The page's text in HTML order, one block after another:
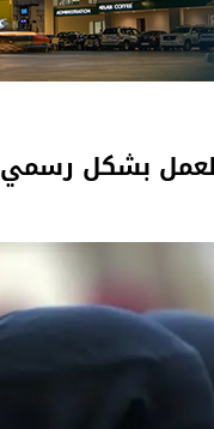
العمل بشكل رسمي